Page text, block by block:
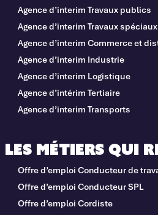
Les métiers qui
Offre d’emploi Conducteur de
Offre d’emploi Conducteur SPL
Offre d’emploi Cordiste
Agence d’interim Travaux publics
Agence d’interim Travaux spéciaux
Agence d’interim Commerce et
Agence d’interim Industrie
Agence d’interim Logistique
Agence d’intérim Tertiaire
Agence d’interim Transports